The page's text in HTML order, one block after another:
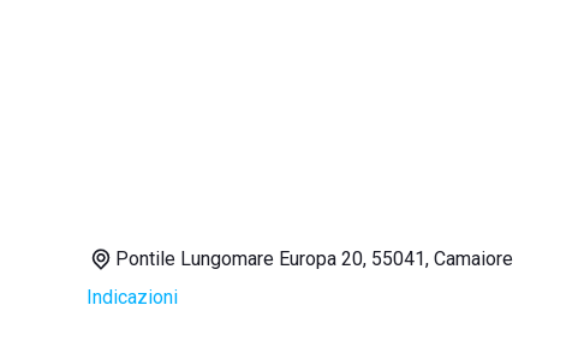
Pontile Lungomare Europa 20, 55041, Camaiore
Indicazioni